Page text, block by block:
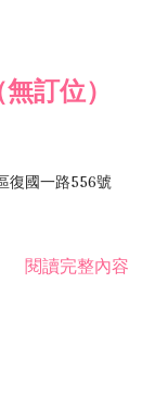
訂位）
復國一路556號
閱讀完整內容